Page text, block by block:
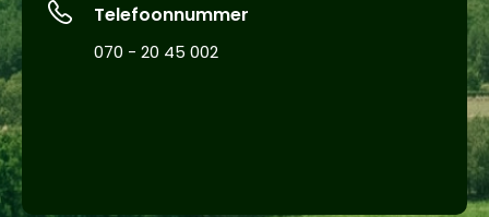
Telefoonnummer
070 - 20 45 002